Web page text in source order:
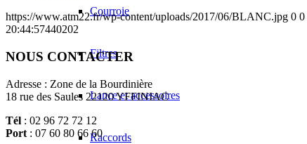
Courroie
Filtres
Lance et accessoires
Raccords
https://www.atm22.fr/wp-content/uploads/2017/06/BLANC.jpg 0 0
20:44:57440202
NOUS CONTACTER
Adresse : Zone de la Bourdinière
18 rue des Saules 22120 YFFINIAC
Tél : 02 96 72 72 12
Port : 07 60 80 66 60